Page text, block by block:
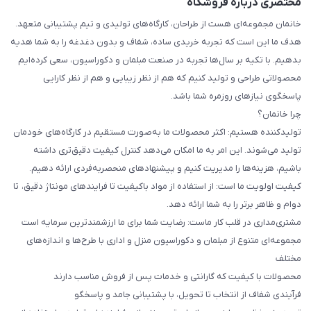
مختصری درباره فروشگاه
خانمان مجموعه‌ای هست از طراحان، کارگاه‌های تولیدی و تیم پشتیبانی متعهد.
هدف ما این است که تجربه خریدی ساده، شفاف و بدون دغدغه را به شما هدیه
بدهیم. با تکیه بر سال‌ها تجربه در صنعت مبلمان و دکوراسیون، سعی کرده‌ایم
محصولاتی طراحی و تولید کنیم که هم از نظر زیبایی و هم از نظر کارایی
پاسخگوی نیازهای روزمره شما باشد.
چرا خانمان؟
تولیدکننده هستیم: اکثر محصولات ما به‌صورت مستقیم در کارگاه‌های خودمان
تولید می‌شوند. این امر به ما امکان می‌دهد کنترل کیفیت دقیق‌تری داشته
باشیم، هزینه‌ها را مدیریت کنیم و پیشنهادهای منحصربه‌فردی ارائه دهیم.
کیفیت اولویت ما است: از استفاده از مواد باکیفیت تا فرایندهای مونتاژ دقیق، تا
دوام و ظاهر برتر را به شما ارائه دهد.
مشتری‌مداری در قلب کار ماست: رضایت شما برای ما ارزشمندترین سرمایه است
مجموعه‌ای متنوع از مبلمان و دکوراسیون منزل و اداری با طرح‌ها و اندازه‌های
مختلف
محصولات با کیفیت که گارانتی و خدمات پس از فروش مناسب دارند
فرآیندی شفاف از انتخاب تا تحویل، با پشتیبانی جامد و پاسخگو